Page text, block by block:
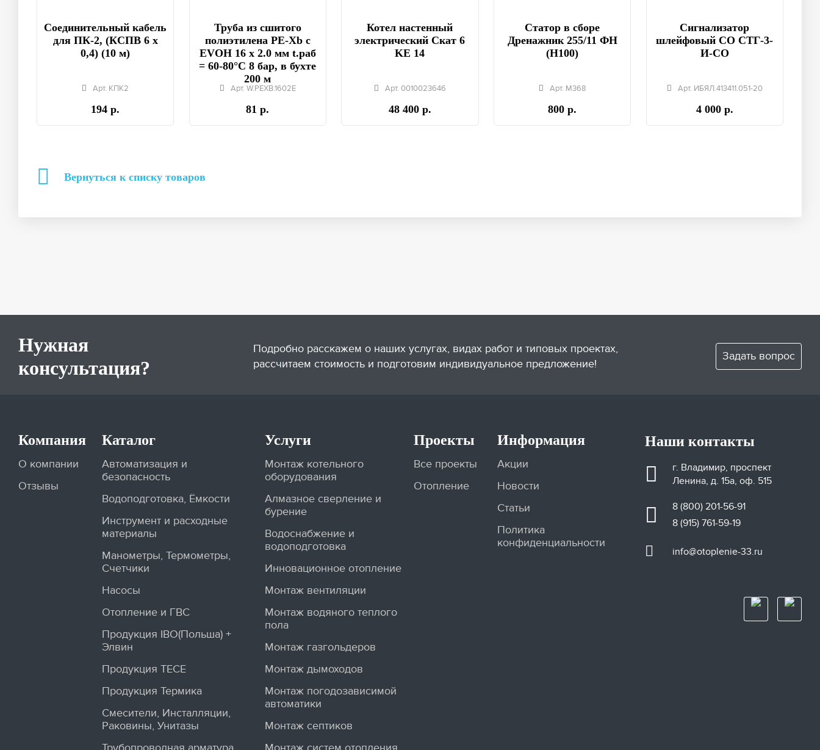
Соединительный кабель
для ПК-2, (КСПВ 6 х
0,4) (10 м)
Арт. КПК2
194 р.
Труба из сшитого
полиэтилена PE-Xb с
EVOH 16 x 2.0 мм t.раб
= 60-80°C 8 бар, в бухте
200 м
Арт. W.PEXB.1602E
81 р.
Котел настенный
электрический Скат 6
KE 14
Арт. 0010023646
48 400 р.
Статор в сборе
Дренажник 255/11 ФН
(Н100)
Арт. М368
800 р.
Сигнализатор
шлейфовый СО СТГ-3-
И-СО
Арт. ИБЯЛ.413411.051-20
4 000 р.
Вернуться к списку товаров
Нужная
консультация?
Подробно расскажем о наших услугах, видах работ и типовых проектах,
рассчитаем стоимость и подготовим индивидуальное предложение!
Задать вопрос
Компания
О компании
Отзывы
Каталог
Автоматизация и
безопасность
Водоподготовка, Ёмкости
Инструмент и расходные
материалы
Манометры, Термометры,
Счетчики
Насосы
Отопление и ГВС
Продукция IBO(Польша) +
Элвин
Продукция TECE
Продукция Термика
Смесители, Инсталляции,
Раковины, Унитазы
Услуги
Монтаж котельного
оборудования
Алмазное сверление и
бурение
Водоснабжение и
водоподготовка
Инновационное отопление
Монтаж вентиляции
Монтаж водяного теплого
пола
Монтаж газгольдеров
Монтаж дымоходов
Монтаж погодозависимой
автоматики
Монтаж септиков
Проекты
Все проекты
Отопление
Информация
Акции
Новости
Статьи
Политика
конфиденциальности
Наши контакты
г. Владимир, проспект
Ленина, д. 15а, оф. 515
8 (800) 201-56-91
8 (915) 761-59-19
info@otoplenie-33.ru